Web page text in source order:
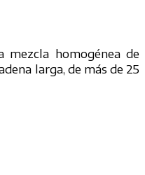
mezcla homogénea de
larga, de más de 25